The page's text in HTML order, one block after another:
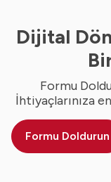
Dijital
Formu
İhtiyaçlarınıza
Formu Doldurun